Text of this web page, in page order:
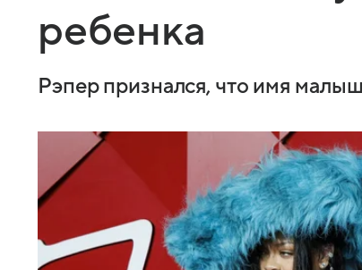
ребенка
Рэпер признался, что имя